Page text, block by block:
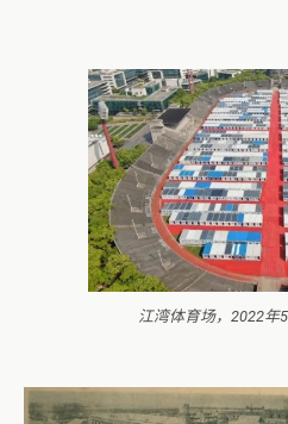
江湾体育场，2022年